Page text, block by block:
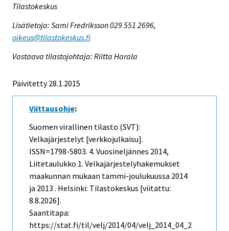
Tilastokeskus
Lisätietoja: Sami Fredriksson 029 551 2696,
oikeus@tilastokeskus.fi
Vastaava tilastojohtaja: Riitta Harala
Päivitetty 28.1.2015
Viittausohje:
Suomen virallinen tilasto (SVT):
Velkajärjestelyt [verkkojulkaisu].
ISSN=1798-5803. 4. Vuosineljännes 2014,
Liitetaulukko 1. Velkajärjestelyhakemukset
maakunnan mukaan tammi-joulukuussa 2014
ja 2013 . Helsinki: Tilastokeskus [viitattu:
8.8.2026].
Saantitapa:
https://stat.fi/til/velj/2014/04/velj_2014_04_2